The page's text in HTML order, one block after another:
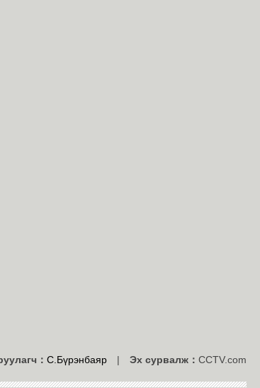
： С.Бүрэнбаяр | Эх сурвалж： CCTV.com